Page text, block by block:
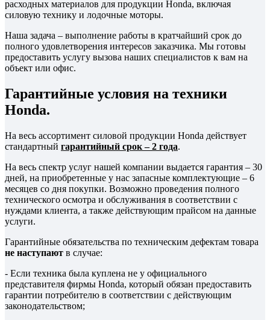
расходных материалов для продукции Honda, включая
силовую технику и лодочные моторы.
Наша задача – выполнение работы в кратчайший срок до
полного удовлетворения интересов заказчика. Мы готовы
предоставить услугу вызова наших специалистов к вам на
объект или офис.
Гарантийные условия на техники
Honda.
На весь ассортимент силовой продукции Honda действует
стандартный гарантийный срок – 2 года.
На весь спектр услуг нашей компании выдается гарантия – 30
дней, на приобретенные у нас запасные комплектующие – 6
месяцев со дня покупки. Возможно проведения полного
технического осмотра и обслуживания в соответствии с
нуждами клиента, а также действующим прайсом на данные
услуги.
Гарантийные обязательства по техническим дефектам товара
не наступают в случае:
- Если техника была куплена не у официального
представителя фирмы Honda, который обязан предоставить
гарантии потребителю в соответствии с действующим
законодательством;